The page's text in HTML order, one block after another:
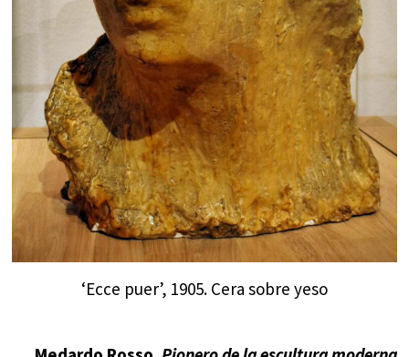
‘Ecce puer’, 1905. Cera sobre yeso